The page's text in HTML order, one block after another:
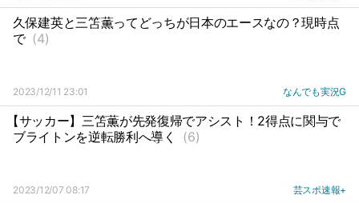
久保建英と三笘薫ってどっちが日本のエースなの？現時点
で (4)
2023/12/11 23:01 なんでも実況G
【サッカー】三笘薫が先発復帰でアシスト！2得点に関与で
ブライトンを逆転勝利へ導く
(6)
2023/12/07 08:17 芸スポ速報+